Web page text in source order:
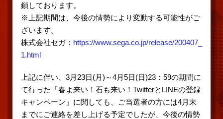
鎖しております。
※上記期間は、今後の情勢により変動する可能性がご
ざいます。
株式会社セガ： https://www.sega.co.jp/release/200407_
1.html
上記に伴い、3月23日(月)～4月5日(日)23：59の期間に
て行った「春よ来い！石も来い！TwitterとLINEの登録
キャンペーン」に関しても、ご当選者の方には4月末
までにご連絡を差し上げる予定でしたが、今後の情勢